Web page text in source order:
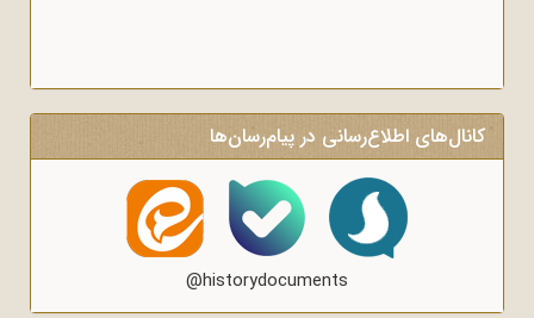
کانال‌های اطلاع‌رسانی در پیام‌رسان‌ها
@historydocuments